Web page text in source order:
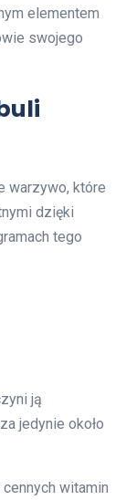
elementem
swojego
warzywo, które
dzięki
tego
ją
jedynie około
witamin